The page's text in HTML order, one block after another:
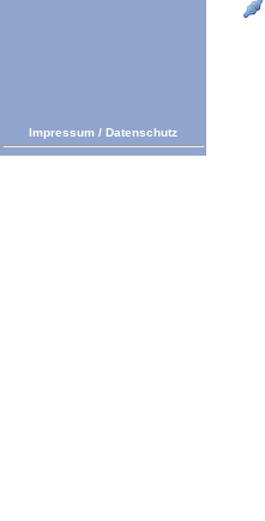
Impressum / Datenschutz